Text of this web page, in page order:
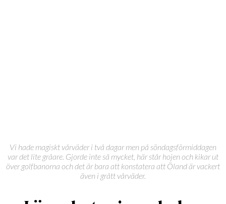
Vi hade magiskt vårväder i två dagar men på söndagsförmiddagen
var det lite gråare. Gjorde inte så mycket, här står hojen och kikar ut
över golfbanorna och det är bara att konstatera att Öland är vackert
även i grått vårväder.